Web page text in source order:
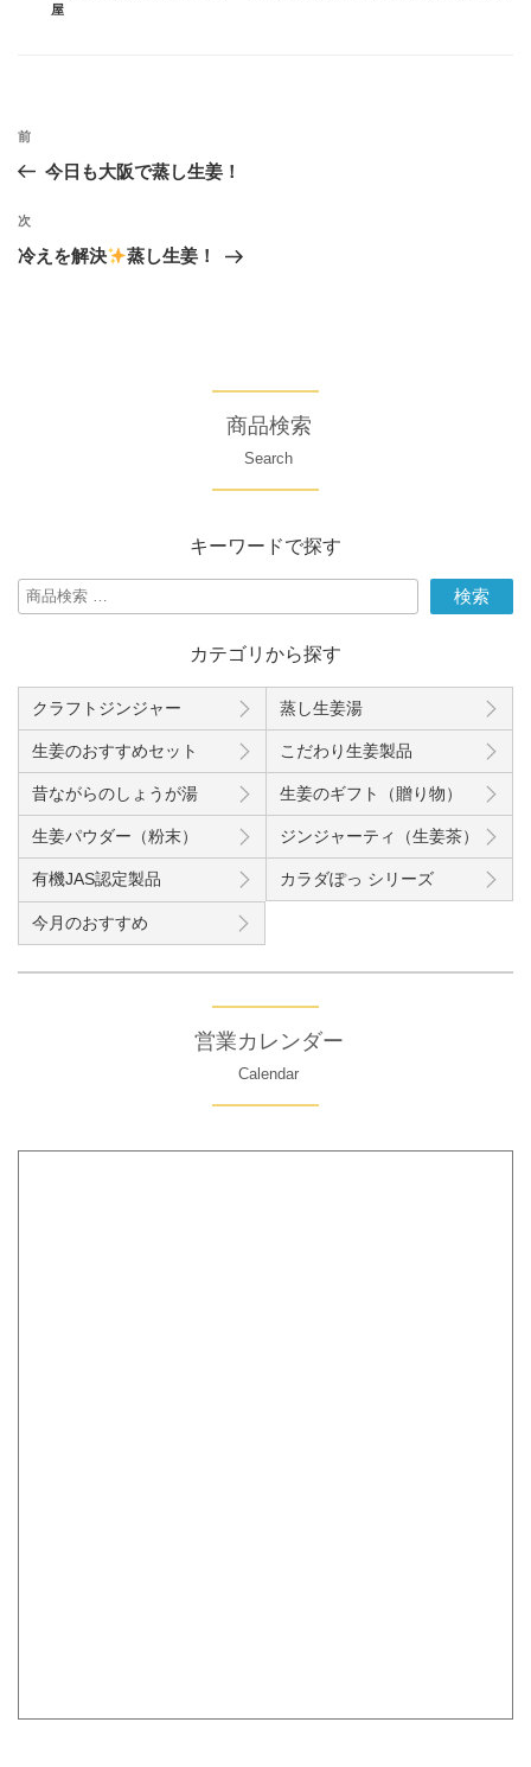
屋
投
ビ
ゲ
過
去
投
稿
前
今日も大阪で蒸し生姜！
次
の
次
冷えを解決 蒸し生姜！
商品検索
Search
キーワードで探す
検
索
検索
カテゴリから探す
クラフトジンジャー 蒸し生姜湯
生姜のおすすめセット こだわり生姜製品
昔ながらのしょうが湯 生姜のギフト（贈り物）
生姜パウダー（粉末） ジンジャーティ（生姜茶）
有機JAS認定製品 カラダぽっ シリーズ
今月のおすすめ
営業カレンダー
Calendar